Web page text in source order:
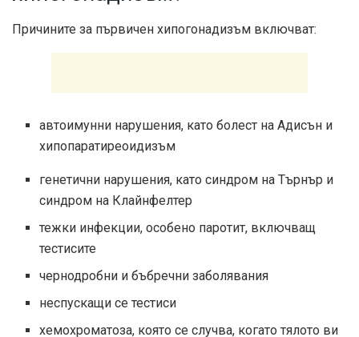
Причините за първичен хипогонадизъм включват:
автоимунни нарушения, като болест на Адисън и
хипопаратиреоидизъм
генетични нарушения, като синдром на Търнър и
синдром на Клайнфелтер
тежки инфекции, особено паротит, включващ
тестисите
чернодробни и бъбречни заболявания
неспускащи се тестиси
хемохроматоза, която се случва, когато тялото ви